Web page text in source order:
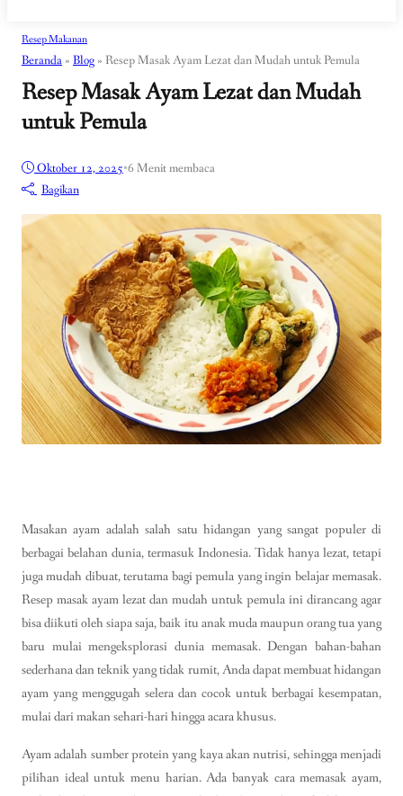
Resep Makanan
Beranda » Blog » Resep Masak Ayam Lezat dan Mudah untuk Pemula
Resep Masak Ayam Lezat dan Mudah
untuk Pemula
Oktober 12, 2025•6 Menit membaca
Bagikan
Masakan ayam adalah salah satu hidangan yang sangat populer di
berbagai belahan dunia, termasuk Indonesia. Tidak hanya lezat, tetapi
juga mudah dibuat, terutama bagi pemula yang ingin belajar memasak.
Resep masak ayam lezat dan mudah untuk pemula ini dirancang agar
bisa diikuti oleh siapa saja, baik itu anak muda maupun orang tua yang
baru mulai mengeksplorasi dunia memasak. Dengan bahan-bahan
sederhana dan teknik yang tidak rumit, Anda dapat membuat hidangan
ayam yang menggugah selera dan cocok untuk berbagai kesempatan,
mulai dari makan sehari-hari hingga acara khusus.
Ayam adalah sumber protein yang kaya akan nutrisi, sehingga menjadi
pilihan ideal untuk menu harian. Ada banyak cara memasak ayam,